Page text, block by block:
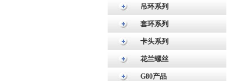
吊环系列
套环系列
卡头系列
花兰螺丝
G80产品